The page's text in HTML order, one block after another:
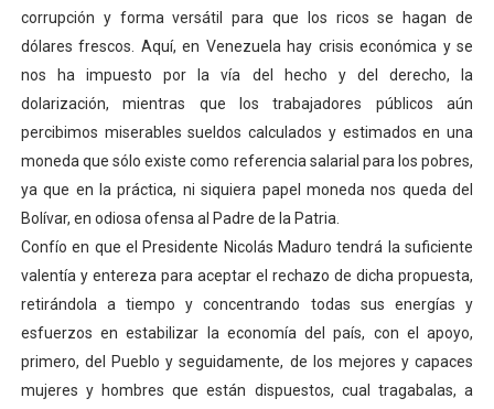
corrupción y forma versátil para que los ricos se hagan de
dólares frescos. Aquí, en Venezuela hay crisis económica y se
nos ha impuesto por la vía del hecho y del derecho, la
dolarización, mientras que los trabajadores públicos aún
percibimos miserables sueldos calculados y estimados en una
moneda que sólo existe como referencia salarial para los pobres,
ya que en la práctica, ni siquiera papel moneda nos queda del
Bolívar, en odiosa ofensa al Padre de la Patria.
Confío en que el Presidente Nicolás Maduro tendrá la suficiente
valentía y entereza para aceptar el rechazo de dicha propuesta,
retirándola a tiempo y concentrando todas sus energías y
esfuerzos en estabilizar la economía del país, con el apoyo,
primero, del Pueblo y seguidamente, de los mejores y capaces
mujeres y hombres que están dispuestos, cual tragabalas, a